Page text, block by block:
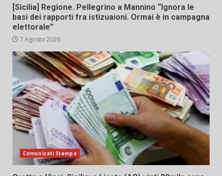
[Sicilia] Regione. Pellegrino a Mannino “Ignora le
basi dei rapporti fra istizuaioni. Ormai è in campagna
elettorale”
7 Agosto 2026
Comunicati Stampa